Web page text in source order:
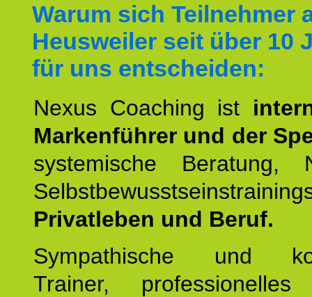
Warum sich Teilnehmer
Heusweiler seit über 10
für uns entscheiden:
Nexus Coaching ist
Markenführer und der
systemische Beratung,
Privatleben und Beruf.
Sympathische und
Trainer, professionelles